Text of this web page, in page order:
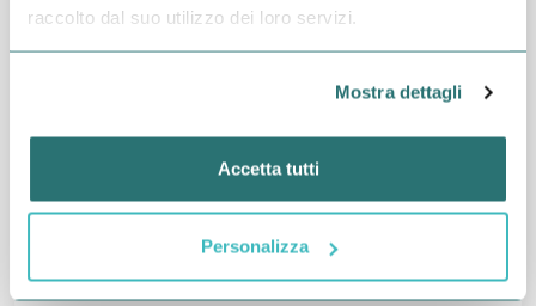
raccolto dal suo utilizzo dei loro servizi.
Mostra dettagli
Accetta tutti
Personalizza
diDamiano Daddi| Voluntary M4U Superiori
Una rubrica dedicata a raccogliere le
testimonianze del Team di Volontarie e Volontari
che contribuiscono all’attività del Progetto M4U